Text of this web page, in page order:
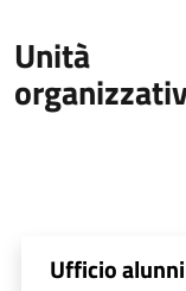
Unità
Ufficio